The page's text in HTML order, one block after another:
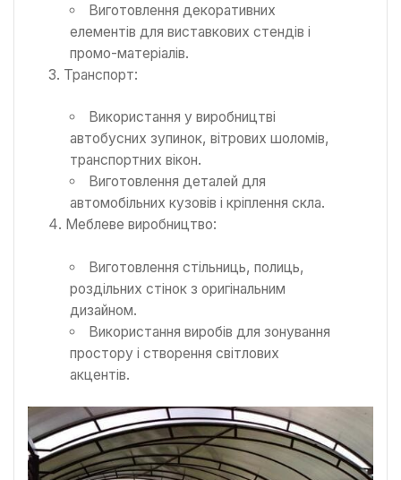
Виготовлення декоративних
елементів для виставкових стендів і
промо-матеріалів.
Транспорт:
Використання у виробництві
автобусних зупинок, вітрових шоломів,
транспортних вікон.
Виготовлення деталей для
автомобільних кузовів і кріплення скла.
Меблеве виробництво:
Виготовлення стільниць, полиць,
роздільних стінок з оригінальним
дизайном.
Використання виробів для зонування
простору і створення світлових
акцентів.